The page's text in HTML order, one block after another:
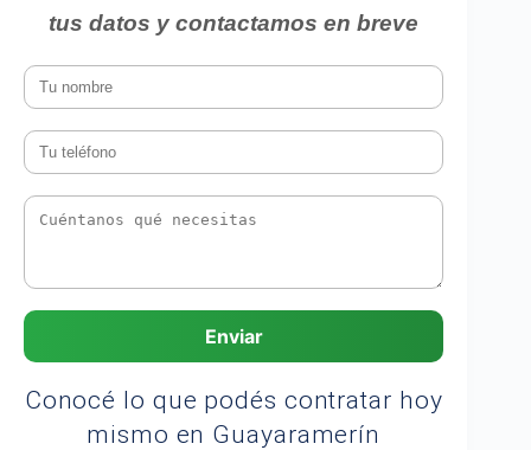
tus datos y contactamos en breve
Enviar
Conocé lo que podés contratar hoy
mismo en Guayaramerín